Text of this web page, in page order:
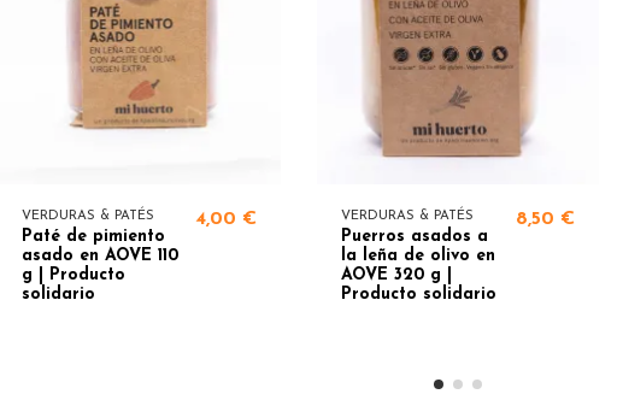
VERDURAS & PATÉS
Paté de pimiento
asado en AOVE 110
g | Producto
solidario
4,00 € VERDURAS & PATÉS
Puerros asados a
la leña de olivo en
AOVE 320 g |
Producto solidario
8,50 €